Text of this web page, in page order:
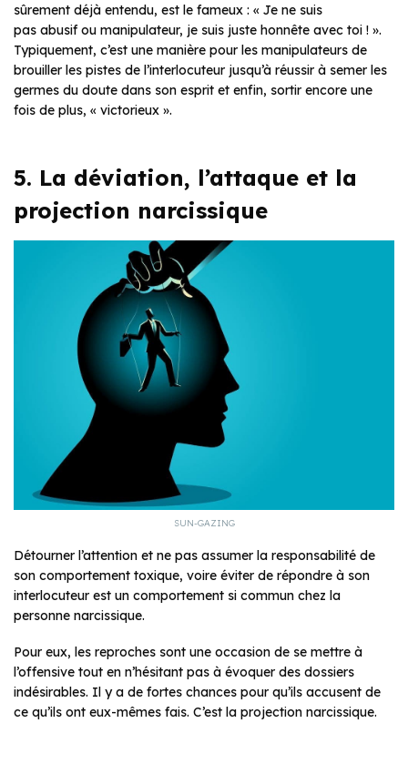
sûrement déjà entendu, est le fameux : « Je ne suis
pas abusif ou manipulateur, je suis juste honnête avec toi ! ».
Typiquement, c’est une manière pour les manipulateurs de
brouiller les pistes de l’interlocuteur jusqu’à réussir à semer les
germes du doute dans son esprit et enfin, sortir encore une
fois de plus, « victorieux ».
5. La déviation, l’attaque et la
projection narcissique
SUN-GAZING
Détourner l’attention et ne pas assumer la responsabilité de
son comportement toxique, voire éviter de répondre à son
interlocuteur est un comportement si commun chez la
personne narcissique.
Pour eux, les reproches sont une occasion de se mettre à
l’offensive tout en n’hésitant pas à évoquer des dossiers
indésirables. Il y a de fortes chances pour qu’ils accusent de
ce qu’ils ont eux-mêmes fais. C’est la projection narcissique.